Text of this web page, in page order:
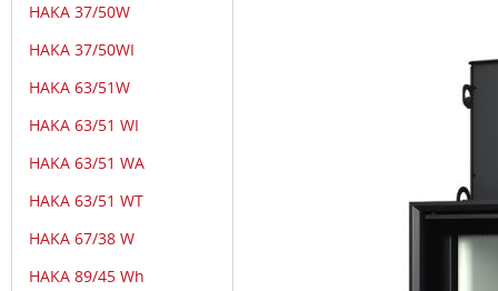
HAKA 37/50W
HAKA 37/50WI
HAKA 63/51W
HAKA 63/51 WI
HAKA 63/51 WA
HAKA 63/51 WT
HAKA 67/38 W
HAKA 89/45 Wh